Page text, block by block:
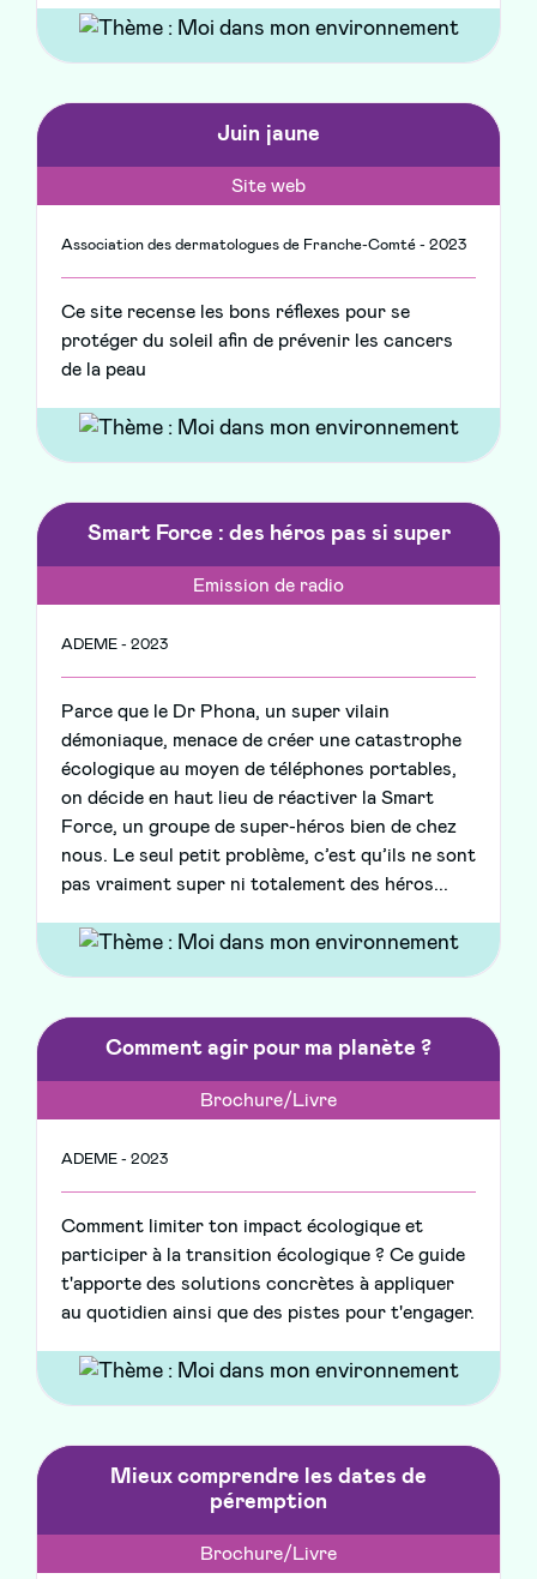
Juin jaune
Site web
Association des dermatologues de Franche-Comté - 2023
Ce site recense les bons réflexes pour se
protéger du soleil afin de prévenir les cancers
de la peau
Smart Force : des héros pas si super
Emission de radio
ADEME - 2023
Parce que le Dr Phona, un super vilain
démoniaque, menace de créer une catastrophe
écologique au moyen de téléphones portables,
on décide en haut lieu de réactiver la Smart
Force, un groupe de super-héros bien de chez
nous. Le seul petit problème, c’est qu’ils ne sont
pas vraiment super ni totalement des héros...
Comment agir pour ma planète ?
Brochure/Livre
ADEME - 2023
Comment limiter ton impact écologique et
participer à la transition écologique ? Ce guide
t'apporte des solutions concrètes à appliquer
au quotidien ainsi que des pistes pour t'engager.
Mieux comprendre les dates de
péremption
Brochure/Livre